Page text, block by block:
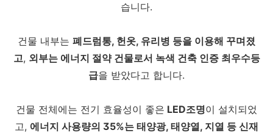
습니다.
건물 내부는 폐드럼통, 헌옷, 유리병 등을 이용해 꾸며졌
고, 외부는 에너지 절약 건물로서 녹색 건축 인증 최우수등
급을 받았다고 합니다.
건물 전체에는 전기 효율성이 좋은 LED조명이 설치되었
고, 에너지 사용량의 35%는 태양광, 태양열, 지열 등 신재